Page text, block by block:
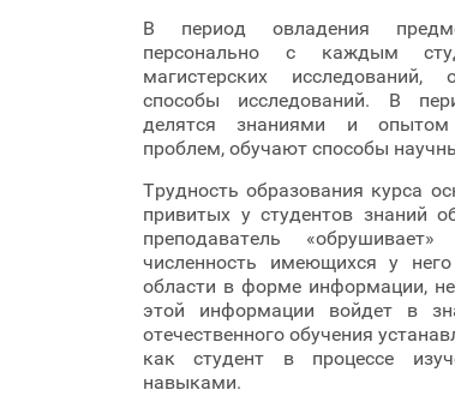
В период овладения
персонально с каждым
магистерских
способы исследований. В
делятся знаниями и
проблем, обучают способы
Трудность образования курса
привитых у студентов знаний
преподаватель
численность имеющихся у
области в форме информации,
этой информации войдет в
отечественного обучения
как студент в процессе
навыками.